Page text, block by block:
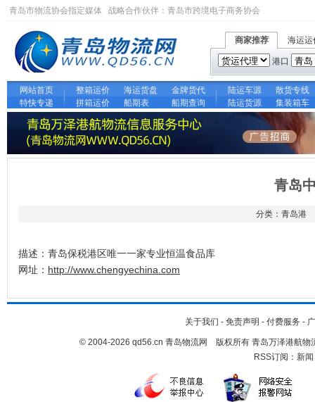
青岛市物流协会指定媒体 战略合作伙伴： 青岛市跨境电子商务协会
商家推荐 海运运
港口
网站首页 整箱运价 海运货盘 金牌货代 陆运车源
散货专线
特快专递
拼箱运价 船期表 船期查询 陆运货源 集装箱车
青岛
分类：青岛港
描述：青岛保税港区唯一一家专业恒温食品库
网址： http://www.chengyechina.com
关于我们 - 免责声明 - 付费服务 -
© 2004-2026 qd56.cn 青岛物流网 版权所有 青岛万泽港航物
RSS订阅： 新闻